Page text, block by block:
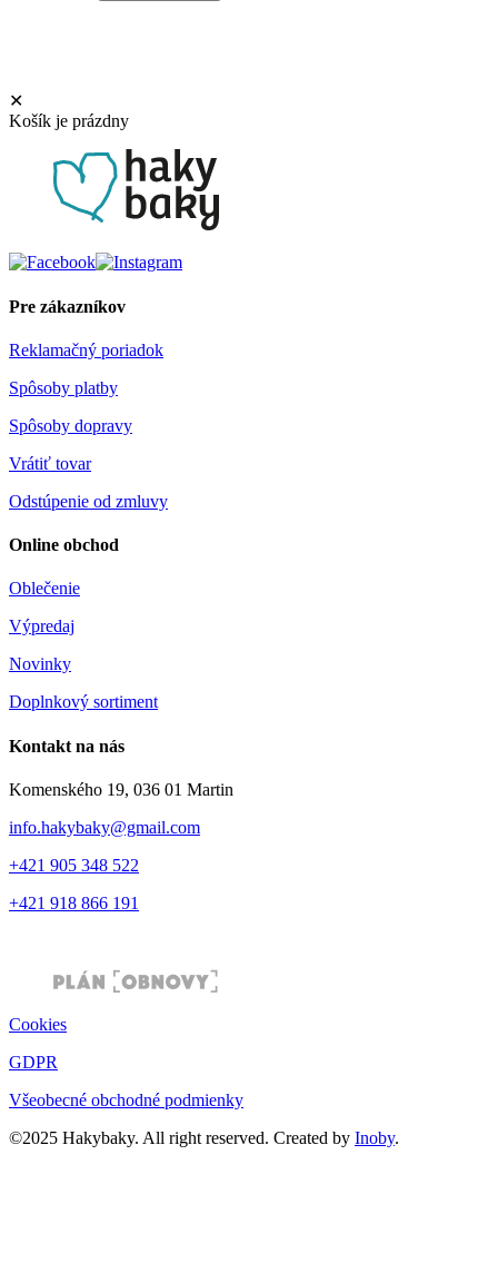
✕
Košík je prázdny
Pre zákazníkov
Reklamačný poriadok
Spôsoby platby
Spôsoby dopravy
Vrátiť tovar
Odstúpenie od zmluvy
Online obchod
Oblečenie
Výpredaj
Novinky
Doplnkový sortiment
Kontakt na nás
Komenského 19, 036 01 Martin
info.hakybaky@gmail.com
+421 905 348 522
+421 918 866 191
Cookies
GDPR
Všeobecné obchodné podmienky
©2025 Hakybaky. All right reserved. Created by Inoby.